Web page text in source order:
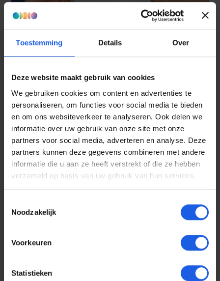
Toestemming Details Over
Deze website maakt gebruik van cookies
We gebruiken cookies om content en advertenties te
personaliseren, om functies voor social media te bieden
en om ons websiteverkeer te analyseren. Ook delen we
informatie over uw gebruik van onze site met onze
partners voor social media, adverteren en analyse. Deze
partners kunnen deze gegevens combineren met andere
informatie die u aan ze heeft verstrekt of die ze hebben
verzameld op basis van uw gebruik van hun services.
Noodzakelijk
Voorkeuren
Statistieken